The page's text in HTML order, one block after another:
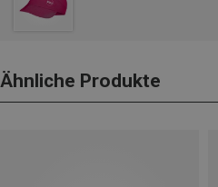
Ähnliche Produkte